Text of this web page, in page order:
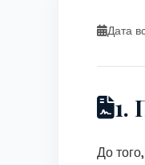
Дата
1.
До